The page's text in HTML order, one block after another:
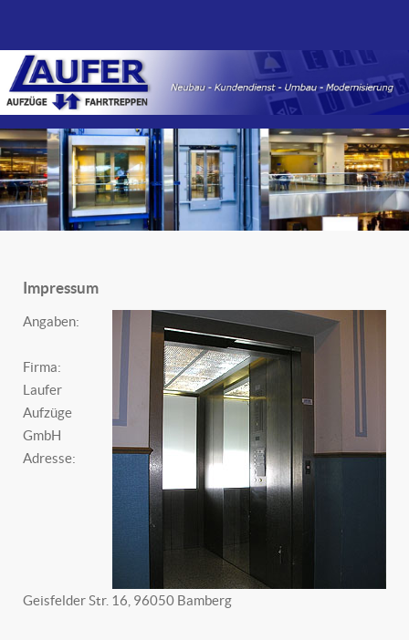
Impressum
Angaben:
Firma:
Laufer
Aufzüge
GmbH
Adresse:
Geisfelder Str. 16, 96050 Bamberg